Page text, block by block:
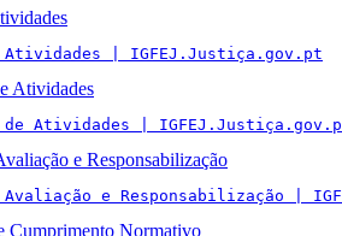
Atividades | IGFEJ.Justiça.gov.pt
Atividades
Atividades |
e Responsabilização
Avaliação e Responsabilização |
Cumprimento Normativo